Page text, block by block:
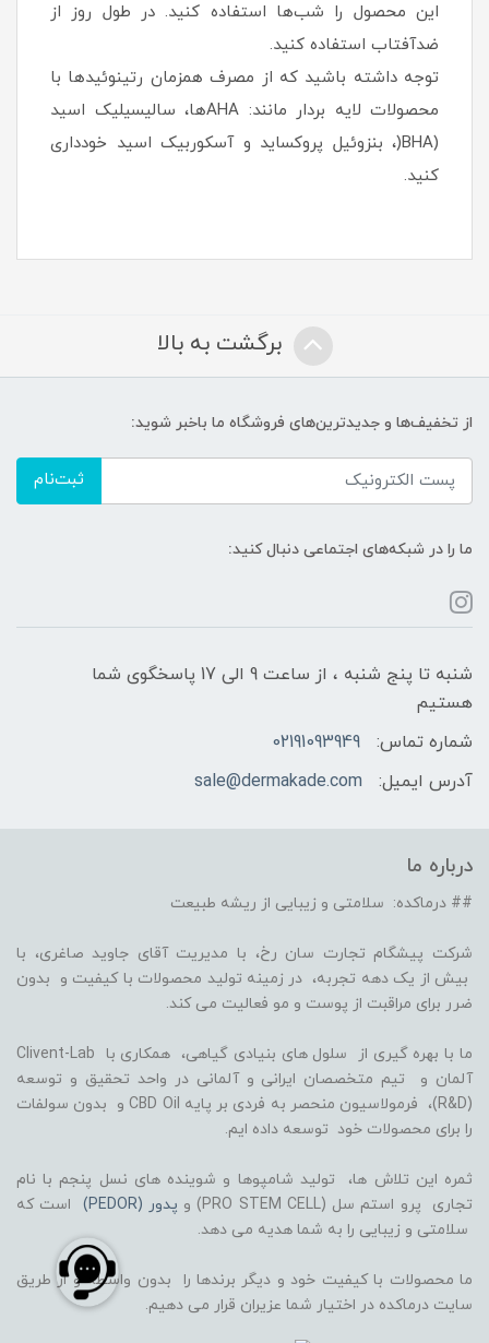
این محصول را شب‌ها استفاده کنید. در طول روز از
ضدآفتاب استفاده کنید.
توجه داشته باشید که از مصرف همزمان رتینوئیدها با
محصولات لایه بردار مانند: AHAها، سالیسیلیک اسید
(BHA(، بنزوئیل پروکساید و آسکوربیک اسید خودداری
کنید.
برگشت به بالا
از تخفیف‌ها و جدیدترین‌های فروشگاه ما باخبر شوید:
ثبت‌نام
ما را در شبکه‌های اجتماعی دنبال کنید:
شنبه تا پنج شنبه ، از ساعت 9 الی 17 پاسخگوی شما
هستیم
شماره تماس:
02191093949
آدرس ایمیل:
sale@dermakade.com
درباره ما
## درماکده: سلامتی و زیبایی از ریشه طبیعت
شرکت پیشگام تجارت سان رخ، با مدیریت آقای جاوید صاغری، با
بیش از یک دهه تجربه، در زمینه تولید محصولات با کیفیت و بدون
ضرر برای مراقبت از پوست و مو فعالیت می کند.
ما با بهره گیری از سلول های بنیادی گیاهی، همکاری با Clivent-Lab
آلمان و تیم متخصصان ایرانی و آلمانی در واحد تحقیق و توسعه
(R&D)، فرمولاسیون منحصر به فردی بر پایه CBD Oil و بدون سولفات
را برای محصولات خود توسعه داده ایم.
ثمره این تلاش ها، تولید شامپوها و شوینده های نسل پنجم با نام
تجاری پرو استم سل (PRO STEM CELL) و
پدور (PEDOR)
است که
سلامتی و زیبایی را به شما هدیه می دهد.
ما محصولات با کیفیت خود و دیگر برندها را بدون واسطه و از طریق
سایت درماکده در اختیار شما عزیران قرار می دهیم.